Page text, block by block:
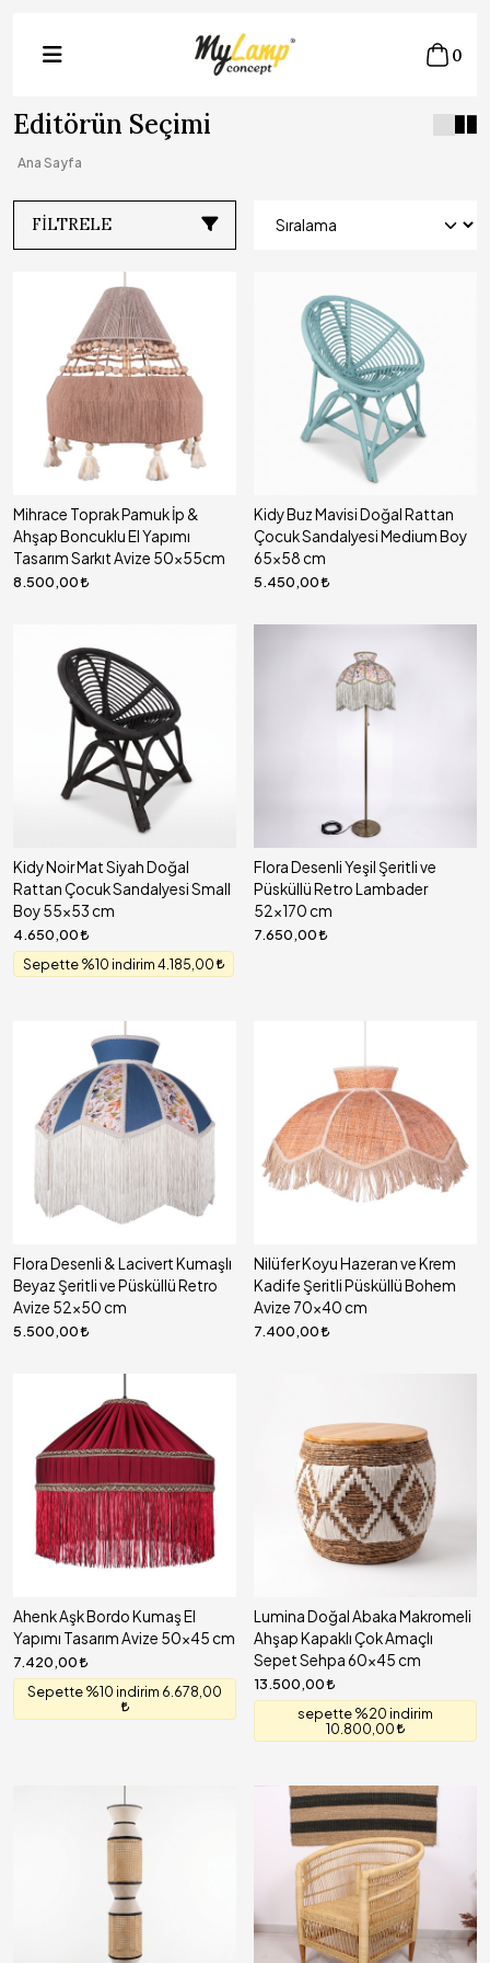
0
Editörün Seçimi
Ana Sayfa
FILTRELE
Mihrace Toprak Pamuk İp &
Ahşap Boncuklu El Yapımı
Tasarım Sarkıt Avize 50x55cm
8.500,00
Kidy Buz Mavisi Doğal Rattan
Çocuk Sandalyesi Medium Boy
65x58 cm
5.450,00
Kidy Noir Mat Siyah Doğal
Rattan Çocuk Sandalyesi Small
Boy 55x53 cm
4.650,00
Sepette %10 indirim 4.185,00
Flora Desenli Yeşil Şeritli ve
Püsküllü Retro Lambader
52x170 cm
7.650,00
Flora Desenli & Lacivert Kumaşlı
Beyaz Şeritli ve Püsküllü Retro
Avize 52x50 cm
5.500,00
Nilüfer Koyu Hazeran ve Krem
Kadife Şeritli Püsküllü Bohem
Avize 70x40 cm
7.400,00
Ahenk Aşk Bordo Kumaş El
Yapımı Tasarım Avize 50x45 cm
7.420,00
Sepette %10 indirim 6.678,00
Lumina Doğal Abaka Makromeli
Ahşap Kapaklı Çok Amaçlı
Sepet Sehpa 60x45 cm
13.500,00
sepette %20 indirim
10.800,00